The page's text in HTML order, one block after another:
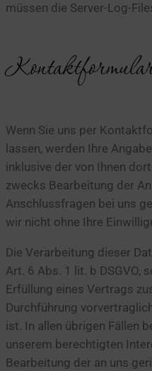
müssen die Server-Log-
Wenn Sie uns per
lassen, werden Ihre
inklusive der von Ihnen
zwecks Bearbeitung der
Anschlussfragen bei uns
wir nicht ohne Ihre
Die Verarbeitung dieser
Art. 6 Abs. 1 lit. b DSGVO,
Erfüllung eines Vertrags
Durchführung
ist. In allen übrigen Fällen
unserem berechtigten
Bearbeitung der an uns